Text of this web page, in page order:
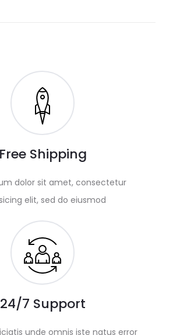
Free Shipping
dolor sit amet, consectetur
elit, sed do eiusmod
24/7 Support
unde omnis iste natus error